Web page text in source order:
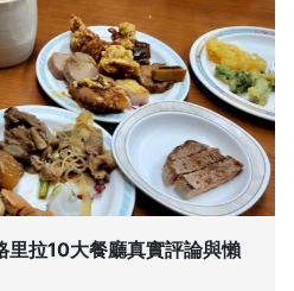
里拉10大餐廳真實評論與懶